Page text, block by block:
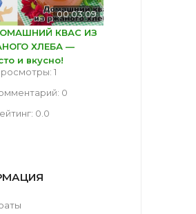
00:03:09
КВАС ИЗ
ХЛЕБА —
и вкусно!
1
0
0.0